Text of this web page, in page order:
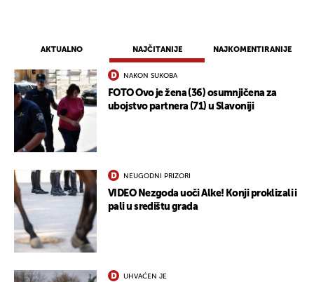
AKTUALNO NAJČITANIJE NAJKOMENTIRANIJE
NAKON SUKOBA
FOTO Ovo je žena (36) osumnjičena za
ubojstvo partnera (71) u Slavoniji
NEUGODNI PRIZORI
VIDEO Nezgoda uoči Alke! Konji proklizali i
pali u središtu grada
UHVAĆEN JE
UKLJUČITE NOTIFIKACIJE